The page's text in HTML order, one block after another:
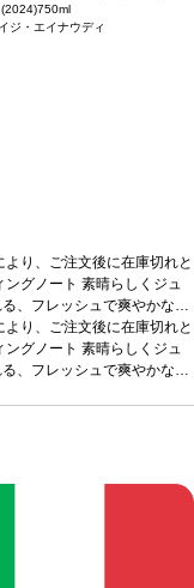
750ml
ジ・エイナウディ
り、ご注文後に在庫切れと
ングノート 素晴らしくジュ
、フレッシュで爽やかな一
などと好相性葡萄品種アル
り、ご注文後に在庫切れと
ングノート 素晴らしくジュ
、フレッシュで爽やかな一